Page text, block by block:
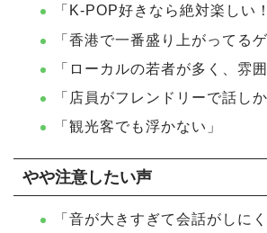
「K-POP好きなら絶対楽しい
「香港で一番盛り上がってる
「ローカルの若者が多く、雰
「店員がフレンドリーで話し
「観光客でも浮かない」
やや注意したい声
「音が大きすぎて会話がしにく